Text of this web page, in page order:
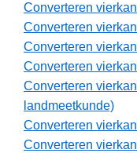
Converteren
Converteren
Converteren
Converteren
Converteren
landmeetkunde)
Converteren
Converteren